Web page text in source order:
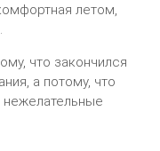
летом,
что закончился
а потому, что
нежелательные